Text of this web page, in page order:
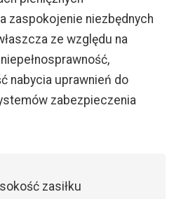
zaspokojenie niezbędnych
ze względu na
nabycia uprawnień do
zabezpieczenia
zasiłku